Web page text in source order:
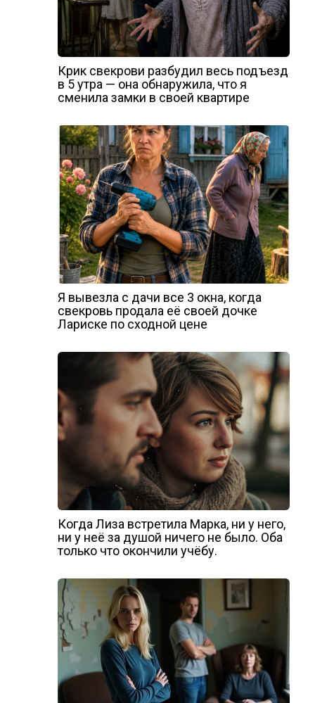
Крик свекрови разбудил весь подъезд
в 5 утра — она обнаружила, что я
сменила замки в своей квартире
Я вывезла с дачи все 3 окна, когда
свекровь продала её своей дочке
Лариске по сходной цене
Когда Лиза встретила Марка, ни у него,
ни у неё за душой ничего не было. Оба
только что окончили учёбу.